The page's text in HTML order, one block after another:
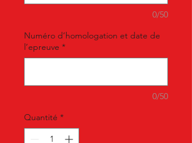
0/50
Numéro d’homologation et date de
l’epreuve *
0/50
Quantité *